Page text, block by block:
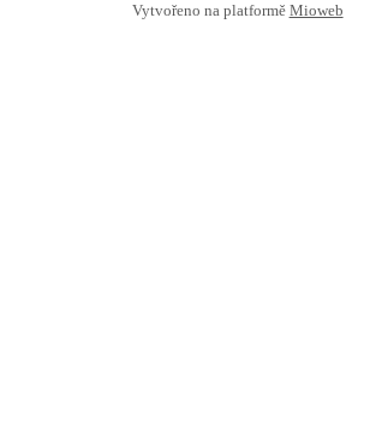
Vytvořeno na platformě Mioweb